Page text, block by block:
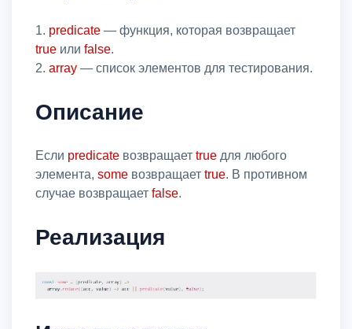
1. predicate — функция, которая возвращает
true или false.
2. array — список элементов для тестирования.
Описание
Если predicate возвращает true для любого
элемента, some возвращает true. В противном
случае возвращает false.
Реализация